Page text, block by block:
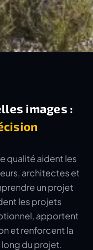
images :
qualité aident les
architectes et
un projet
les projets
apportent
et renforcent la
du projet.